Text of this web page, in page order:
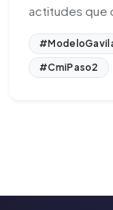
actitudes que
#CmiPaso2